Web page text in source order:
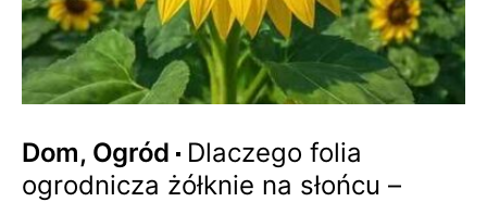
Dom, Ogród
Dlaczego folia
ogrodnicza żółknie na słońcu –